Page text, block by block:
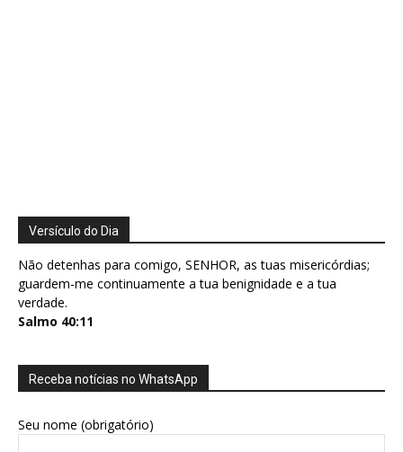
Versículo do Dia
Não detenhas para comigo, SENHOR, as tuas misericórdias;
guardem-me continuamente a tua benignidade e a tua
verdade.
Salmo 40:11
Receba notícias no WhatsApp
Seu nome (obrigatório)